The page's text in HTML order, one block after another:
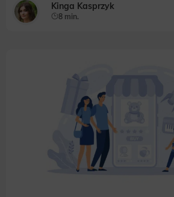
Kinga Kasprzyk
8 min.